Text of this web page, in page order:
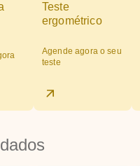
Teste
ergométrico
Agende agora o seu
teste